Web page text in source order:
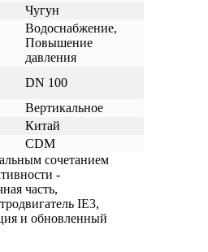
Чугун
Водоснабжение,
Повышение
давления
DN 100
Вертикальное
Китай
CDM
сочетанием
-
часть,
IE3,
и обновленный